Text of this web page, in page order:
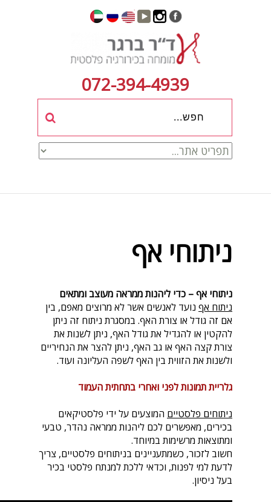
072-394-4939
ניתוחי אף
ניתוחי אף – כדי ליהנות ממראה מעוצב ומתאים
ניתוח אף נועד לאנשים אשר לא מרוצים מאפם, בין
אם זה גודל או צורת האף. במסגרת ניתוח זה ניתן
להקטין או להגדיל את גודל האף, ניתן לשנות את
צורת קצה האף או גב האף, ניתן להצר את הנחיריים
ולשנות את הזווית בין האף לשפה העליונה ועוד.
גלריית תמונות לפני ואחרי בתחתית העמוד
ניתוחים פלסטיים המוצעים על ידי פלסטיקאים
בכירים, מאפשרים לכם ליהנות ממראה נהדר, טבעי
ומתוצאות מרשימות במיוחד.
חשוב לזכור, כשמתעניינים בניתוחים פלסטיים, צריך
לדעת למי לפנות, וכדאי ללכת למנתח פלסטי בכיר
בעל ניסיון.